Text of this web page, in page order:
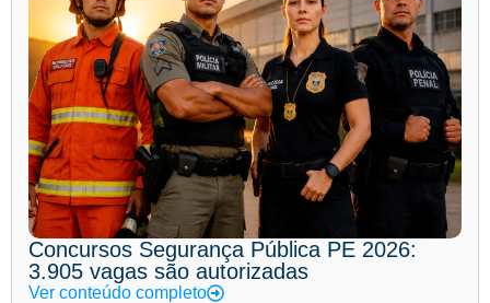
Concursos Segurança Pública PE 2026:
3.905 vagas são autorizadas
Ver conteúdo completo